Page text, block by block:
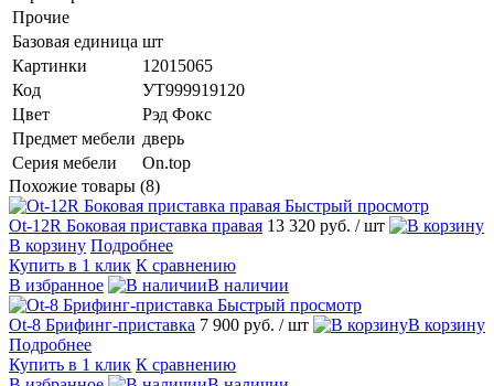
Прочие
Базовая единица шт
Картинки
12015065
Код
УТ999919120
Цвет
Рэд Фокс
Предмет мебели дверь
Серия мебели
On.top
Похожие товары (8)
Быстрый просмотр
Ot-12R Боковая приставка правая 13 320 руб. / шт
В корзину Подробнее
Купить в 1 клик К сравнению
В избранное
В наличии
Быстрый просмотр
Оt-8 Брифинг-приставка 7 900 руб. / шт
В корзину
Подробнее
Купить в 1 клик К сравнению